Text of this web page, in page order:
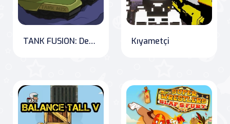
TANK FUSION: Defender of Earth Kıyametçi